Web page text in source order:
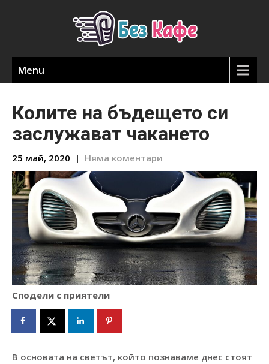
Menu
Колите на бъдещето си
заслужават чакането
25 май, 2020 | Няма коментари
Сподели с приятели
В основата на светът, който познаваме днес стоят